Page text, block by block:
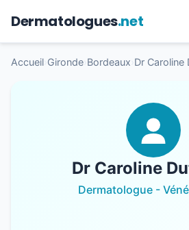
Dermatologues.net
Accueil Gironde Bordeaux Dr Caroline
Dr Caroline
Dermatologue -